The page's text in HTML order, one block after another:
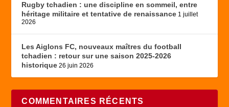
Rugby tchadien : une discipline en sommeil, entre
héritage militaire et tentative de renaissance 1 juillet
2026
Les Aiglons FC, nouveaux maîtres du football
tchadien : retour sur une saison 2025-2026
historique 26 juin 2026
COMMENTAIRES RÉCENTS